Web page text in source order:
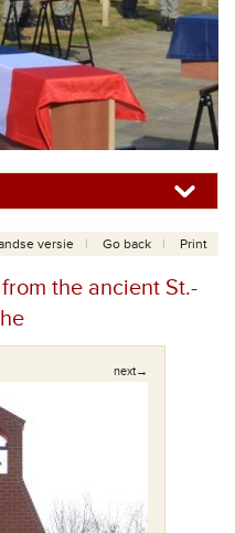
versie Go back Print
the ancient St.-
next→